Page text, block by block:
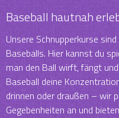
Baseball hautnah
Unsere Schnupperkurse
Baseballs. Hier kannst du
man den Ball wirft, fängt
Baseball deine
drinnen oder draußen – wir
Gegebenheiten an und